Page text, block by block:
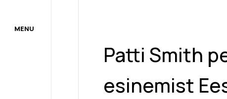
MENU
Patti Smith
esinemist